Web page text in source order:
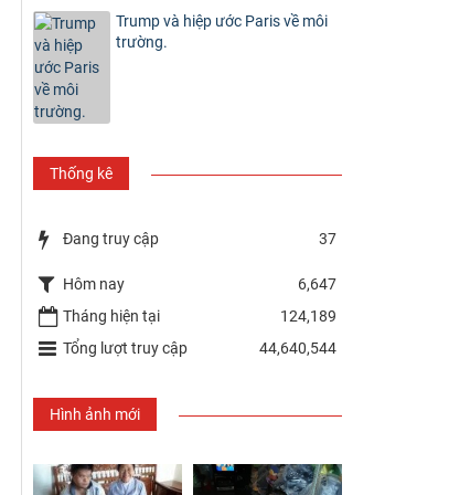
Trump và hiệp ước Paris về môi
trường.
Thống kê
Đang truy cập 37
Hôm nay
6,647
Tháng hiện tại
124,189
Tổng lượt truy cập
44,640,544
Hình ảnh mới